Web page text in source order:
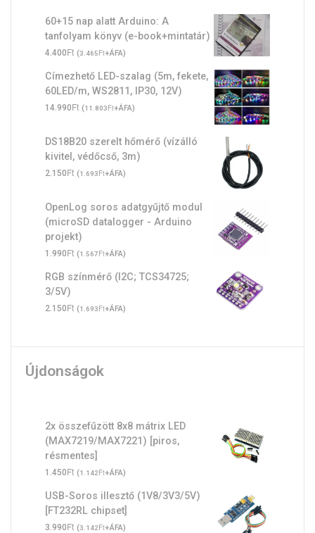
60+15 nap alatt Arduino: A
tanfolyam könyv (e-book+mintatár)
4.400Ft (3.465Ft+ÁFA)
Címezhető LED-szalag (5m, fekete,
60LED/m, WS2811, IP30, 12V)
14.990Ft (11.803Ft+ÁFA)
DS18B20 szerelt hőmérő (vízálló
kivitel, védőcső, 3m)
2.150Ft (1.693Ft+ÁFA)
OpenLog soros adatgyűjtő modul
(microSD datalogger - Arduino
projekt)
1.990Ft (1.567Ft+ÁFA)
RGB színmérő (I2C; TCS34725;
3/5V)
2.150Ft (1.693Ft+ÁFA)
Újdonságok
2x összefűzött 8x8 mátrix LED
(MAX7219/MAX7221) [piros,
résmentes]
1.450Ft (1.142Ft+ÁFA)
USB-Soros illesztő (1V8/3V3/5V)
[FT232RL chipset]
3.990Ft (3.142Ft+ÁFA)